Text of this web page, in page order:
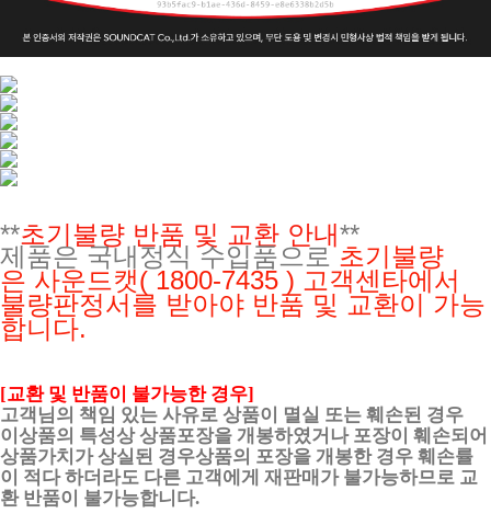
**초기불량 반품 및 교환 안내**
제품은 국내정식 수입품으로 초기불량
은사운드캣( 1800-7435 ) 고객센타에서
불량판정서를 받아야 반품 및 교환이 가능
합니다.
[교환 및 반품이 불가능한 경우]
고객님의 책임 있는 사유로 상품이 멸실 또는 훼손된 경우
이상품의 특성상 상품포장을 개봉하였거나 포장이 훼손되어
상품가치가 상실된 경우상품의 포장을 개봉한 경우 훼손률
이 적다 하더라도 다른 고객에게 재판매가 불가능하므로 교
환 반품이 불가능합니다.